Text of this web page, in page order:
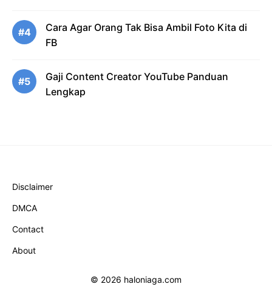
#4
Cara Agar Orang Tak Bisa Ambil Foto Kita di
FB
#5
Gaji Content Creator YouTube Panduan
Lengkap
Disclaimer
DMCA
Contact
About
© 2026 haloniaga.com